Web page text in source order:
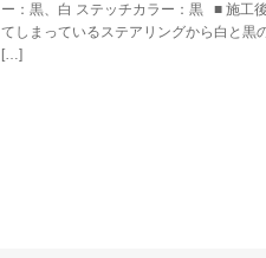
ー：黒、白 ステッチカラー：黒 ■ 施工
てしまっているステアリングから白と黒
[…]